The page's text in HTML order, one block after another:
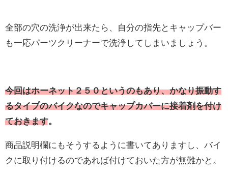
全部の穴の洗浄が出来たら、自分の指先とキャップバー
も一応パーツクリーナーで洗浄してしまいましょう。
今回はホーネット２５０というのもあり、かなり振動す
るタイプのバイクなのでキャップカバーに接着剤を付け
ておきます。
商品説明欄にもそうするように書いてありますし、バイ
クに取り付けるのであれば付けておいた方が無難かと。